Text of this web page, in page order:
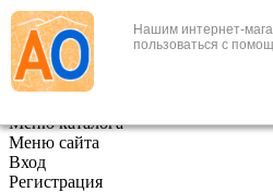
Нашим интернет-
пользоваться с
+7 (495) 646-888-1
В корзине 0
Меню каталога
Меню сайта
Вход
Регистрация